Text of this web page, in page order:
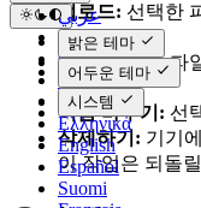
عربي
Català
Čeština
Dansk
Deutsch
Ελληνικά
English
Español
Suomi
밝은 테마
어두운 테마
시스템
업로드: 선택한
하세요.
이동:선택한 파
세요.
이름 바꾸기: 선
삭제하기: 기기
이 작업은 되돌